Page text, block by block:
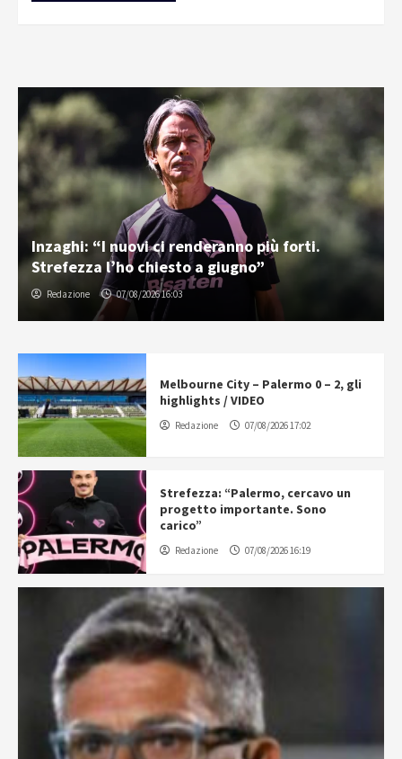
Inzaghi: “I nuovi ci renderanno più forti.
Strefezza l’ho chiesto a giugno”
Redazione 07/08/2026 16:03
Melbourne City – Palermo 0 – 2, gli
highlights / VIDEO
Redazione 07/08/2026 17:02
Strefezza: “Palermo, cercavo un
progetto importante. Sono
carico”
Redazione 07/08/2026 16:19